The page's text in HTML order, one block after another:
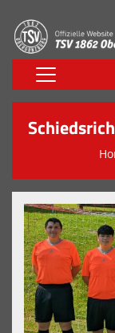
Home
Senioren
Torschützen
Verein
Ansprechpartner
Chronik